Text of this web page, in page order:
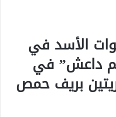
الأسد في
داعش” في
بريف حمص